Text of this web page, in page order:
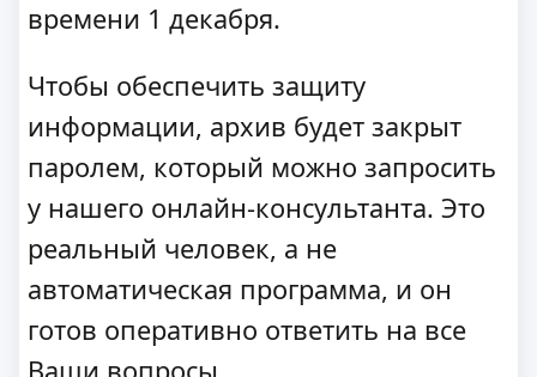
времени 1 декабря.
Чтобы обеспечить защиту
информации, архив будет закрыт
паролем, который можно запросить
у нашего онлайн-консультанта. Это
реальный человек, а не
автоматическая программа, и он
готов оперативно ответить на все